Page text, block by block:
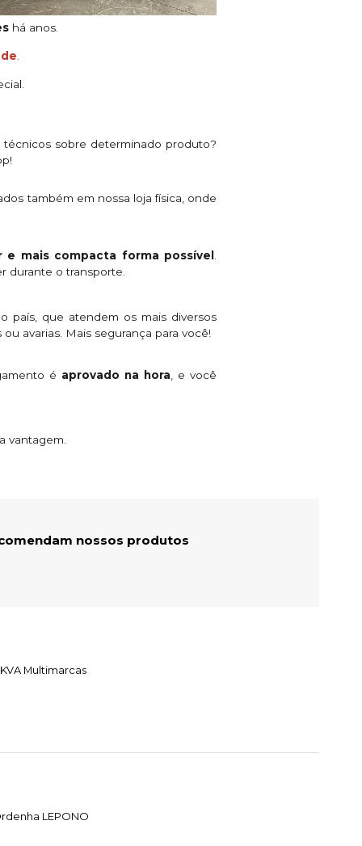
há anos.
sobre determinado produto?
também em nossa loja física, onde
e mais compacta forma possível
durante o transporte.
país, que atendem os mais diversos
avarias. Mais segurança para você!
é aprovado na hora , e você
vantagem.
nossos produtos
Multimarcas
LEPONO